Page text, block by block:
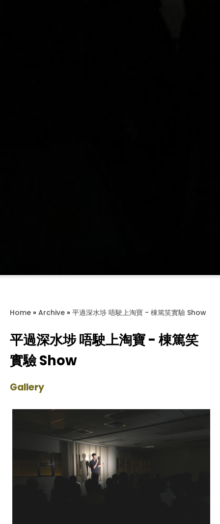
Home » Archive » 平過深水埗 唔駛上淘寶 - 棟篤笑實驗 Show
平過深水埗 唔駛上淘寶 - 棟篤笑
實驗 Show
Gallery